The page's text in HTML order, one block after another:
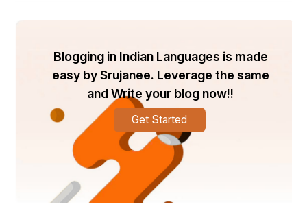
ବନ୍ଦେମହି ବନ୍ଦିତମନ୍ଦମମନ୍ଦିତକୁଲମନ୍ଧିତଖଲକଂସମତିଂ
ତ୍ଵାମିହ ଦାମୋଦର ହଲଧରସୋଦର ହର ନୋ
ଦରମନୁବଦ୍ଧରତିମ୍ ॥ ୫॥
ବିରଚୟ ମୟି ଦଣ୍ଡଂ ଦୀନବନ୍ଧୋ ଦୟାଂ ବା
ଗତିରିହ ନ ଭବତ୍ତଃ କାଚିଦନ୍ୟା ମମାସ୍ତି ।
ନିପତତୁ ଶତକୋଟିର୍ନିର୍ଭରଂ ବା ନବାମ୍ଭ-
Blogging in Indian Languages is made
easy by Srujanee. Leverage the same
and Write your blog now!!
Get Started